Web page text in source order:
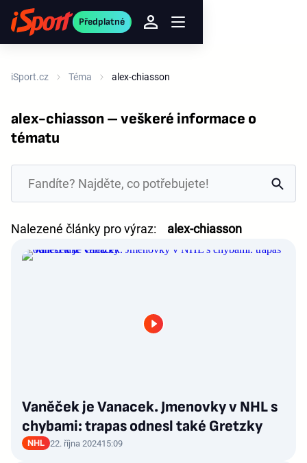
Předplatné
iSport.cz Téma alex-chiasson
alex-chiasson – veškeré informace o
tématu
Nalezené články pro výraz: alex-chiasson
Vaněček je Vanacek. Jmenovky v NHL s
chybami: trapas odnesl také Gretzky
NHL 22. října 202415:09